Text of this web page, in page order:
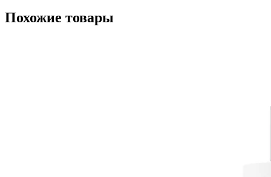
Похожие товары